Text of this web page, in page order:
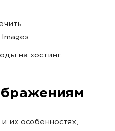
на хостинг.
их особенностях,